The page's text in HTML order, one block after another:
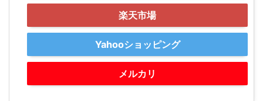
楽天市場
Yahooショッピング
メルカリ